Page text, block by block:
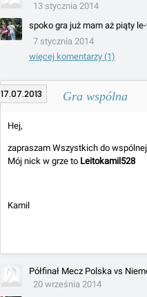
13 stycznia 2014
spoko gra już mam aż piąty
7 stycznia 2014
więcej komentarzy (1)
17.07.2013 Gra wspólna
Hej,
zapraszam Wszystkich do wspólnej
Mój nick w grze to Leitokamil528
Kamil
Półfinał Mecz Polska vs
20 września 2014